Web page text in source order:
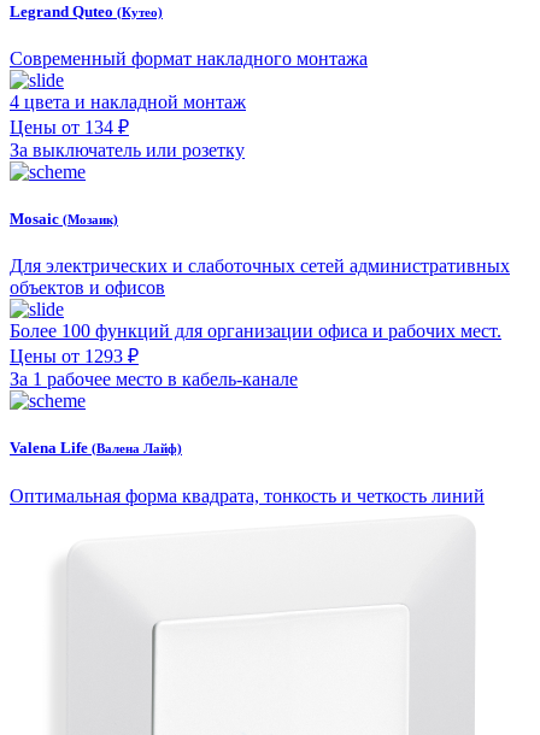
Legrand Quteo (Кутео)
Современный формат накладного монтажа
4 цвета и накладной монтаж
Цены от 134 ₽
За выключатель или розетку
Mosaic (Мозаик)
Для электрических и слаботочных сетей административных
объектов и офисов
Более 100 функций для организации офиса и рабочих мест.
Цены от 1293 ₽
За 1 рабочее место в кабель-канале
Valena Life (Валена Лайф)
Оптимальная форма квадрата, тонкость и четкость линий